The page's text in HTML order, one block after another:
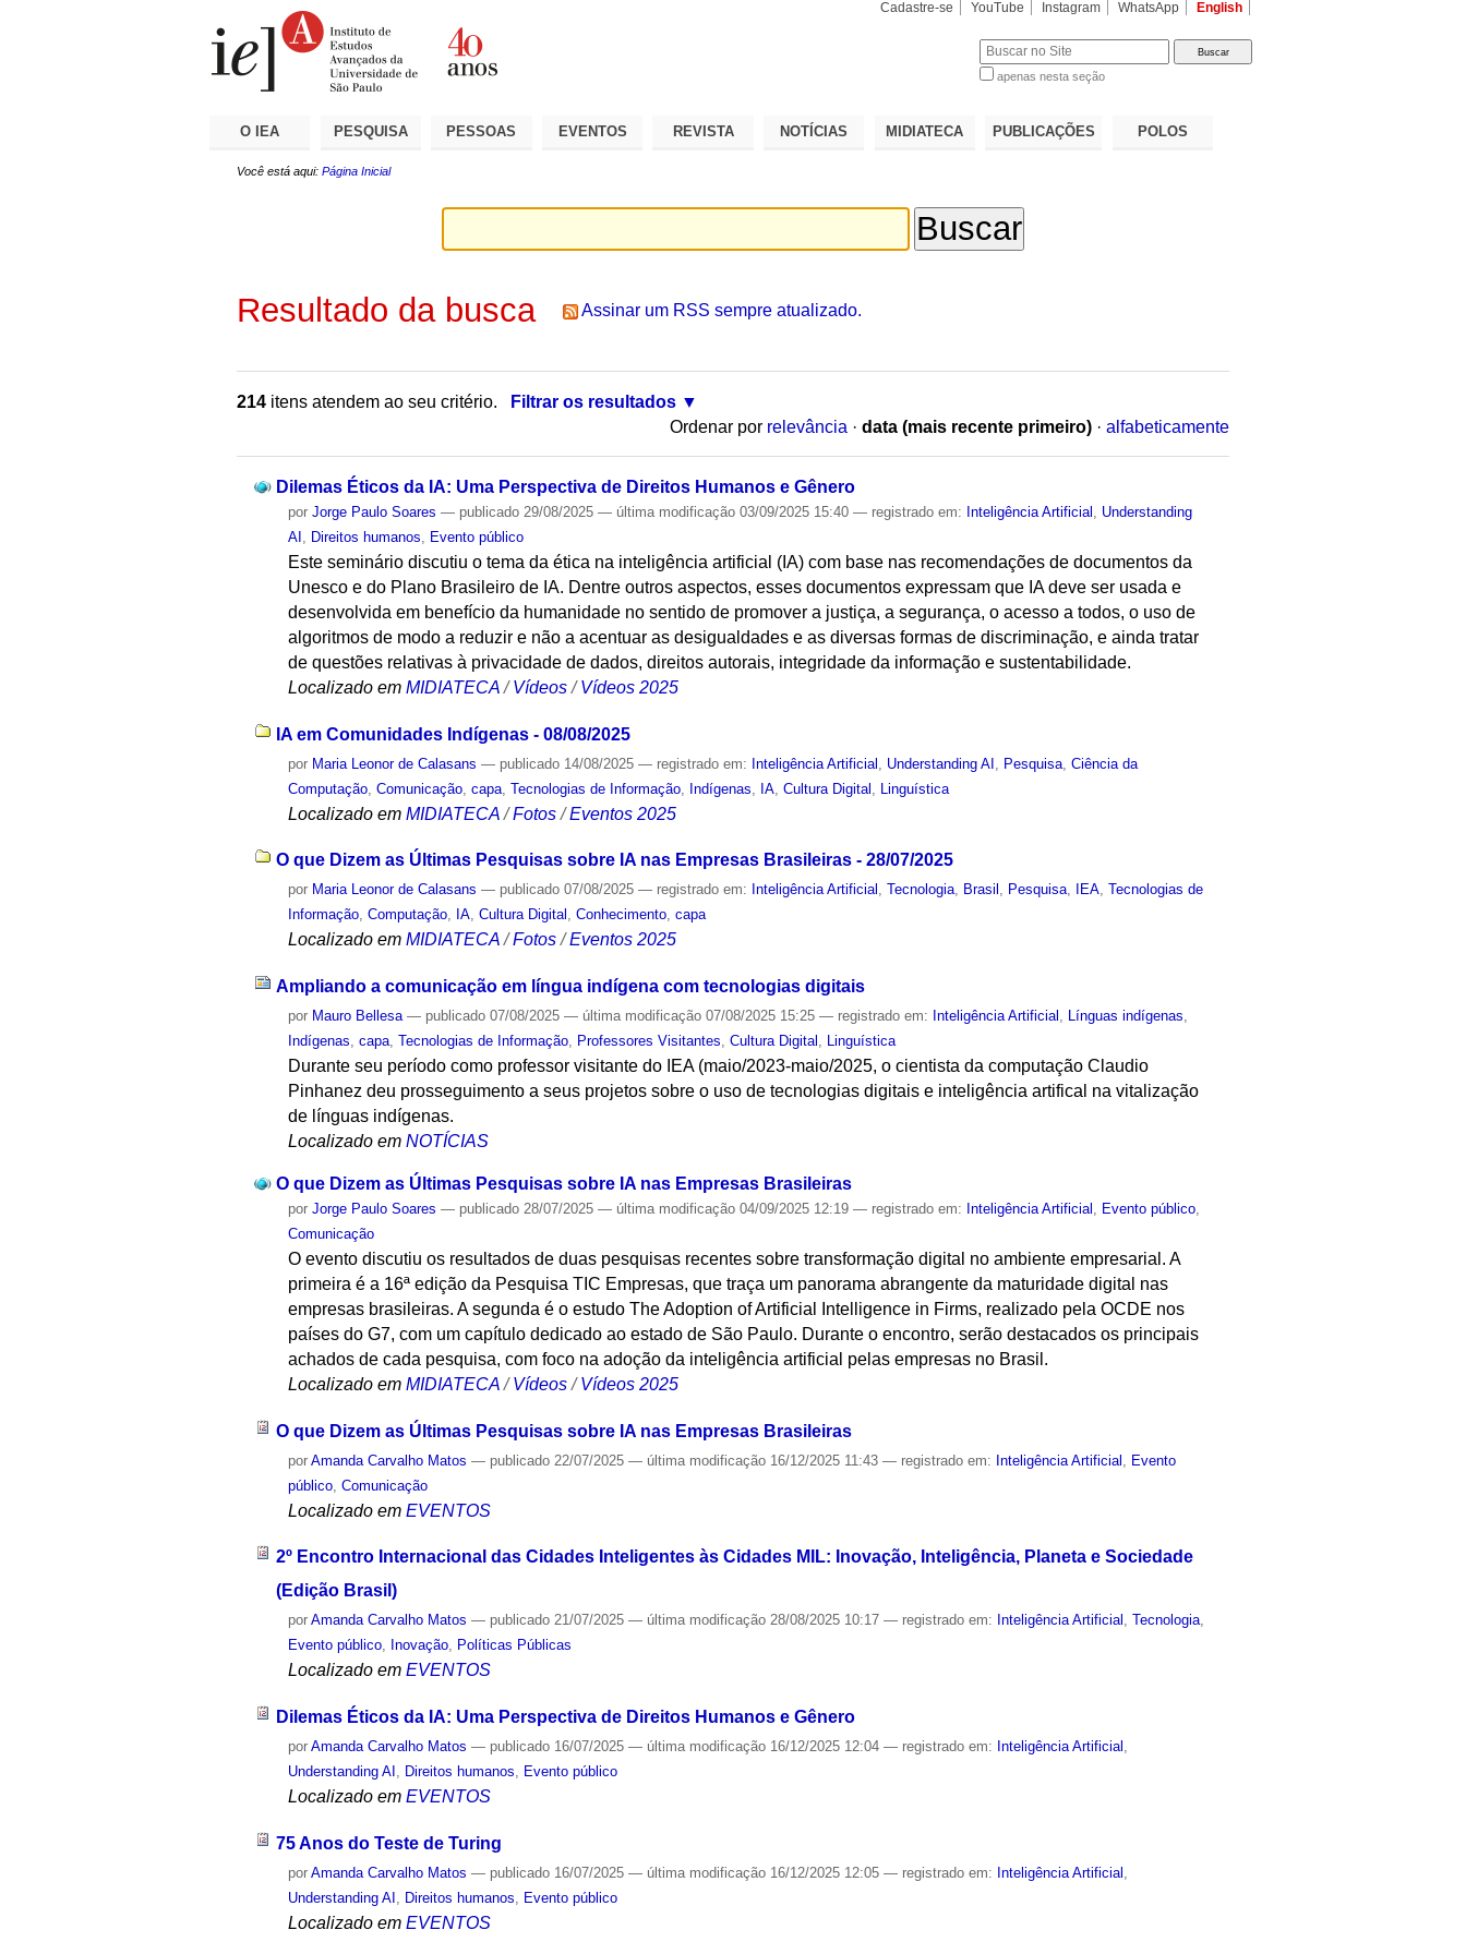
Cadastre-se YouTube Instagram WhatsApp English
apenas nesta seção
O IEA PESQUISA PESSOAS EVENTOS REVISTA NOTÍCIAS MIDIATECA PUBLICAÇÕES POLOS
Você está aqui: Página Inicial
Resultado da busca Assinar um RSS sempre atualizado.
214 itens atendem ao seu critério.
Filtrar os resultados
Ordenar por relevância · data (mais recente primeiro) · alfabeticamente
Dilemas Éticos da IA: Uma Perspectiva de Direitos Humanos e Gênero
porJorge Paulo Soares — publicado 29/08/2025— última modificação 03/09/2025 15:40— registrado em: Inteligência Artificial
Understanding
AI
Direitos humanos Evento público
Este seminário discutiu o tema da ética na inteligência artificial (IA) com base nas recomendações de documentos da
Unesco e do Plano Brasileiro de IA. Dentre outros aspectos, esses documentos expressam que IA deve ser usada e
desenvolvida em benefício da humanidade no sentido de promover a justiça, a segurança, o acesso a todos, o uso de
algoritmos de modo a reduzir e não a acentuar as desigualdades e as diversas formas de discriminação, e ainda tratar
de questões relativas à privacidade de dados, direitos autorais, integridade da informação e sustentabilidade.
Localizado em MIDIATECA /Vídeos /Vídeos 2025
IA em Comunidades Indígenas - 08/08/2025
por Maria Leonor de Calasans — publicado 14/08/2025— registrado em: Inteligência Artificial Understanding AI Pesquisa ,Ciência da
Computação ,Comunicação ,capa ,Tecnologias de Informação Indígenas IA ,Cultura Digital Linguística
Localizado em MIDIATECA /Fotos /Eventos 2025
O que Dizem as Últimas Pesquisas sobre IA nas Empresas Brasileiras - 28/07/2025
por Maria Leonor de Calasans — publicado 07/08/2025— registrado em: Inteligência Artificial ,Tecnologia, Brasil , Pesquisa, IEA,Tecnologias de
Informação,Computação, IA,Cultura Digital ,Conhecimento,capa
Localizado em MIDIATECA /Fotos /Eventos 2025
Ampliando a comunicação em língua indígena com tecnologias digitais
por Mauro Bellesa — publicado 07/08/2025— última modificação 07/08/2025 15:25— registrado em: Inteligência Artificial , Línguas indígenas,
Indígenas,capa,Tecnologias de Informação, Professores Visitantes,Cultura Digital , Linguística
Durante seu período como professor visitante do IEA (maio/2023-maio/2025, o cientista da computação Claudio
Pinhanez deu prosseguimento a seus projetos sobre o uso de tecnologias digitais e inteligência artifical na vitalização
de línguas indígenas.
Localizado em NOTÍCIAS
O que Dizem as Últimas Pesquisas sobre IA nas Empresas Brasileiras
porJorge Paulo Soares — publicado 28/07/2025— última modificação 04/09/2025 12:19— registrado em: Inteligência Artificial Evento público
Comunicação
O evento discutiu os resultados de duas pesquisas recentes sobre transformação digital no ambiente empresarial. A
primeira é a 16ª edição da Pesquisa TIC Empresas, que traça um panorama abrangente da maturidade digital nas
empresas brasileiras. A segunda é o estudo The Adoption of Artificial Intelligence in Firms, realizado pela OCDE nos
países do G7, com um capítulo dedicado ao estado de São Paulo. Durante o encontro, serão destacados os principais
achados de cada pesquisa, com foco na adoção da inteligência artificial pelas empresas no Brasil.
Localizado em MIDIATECA /Vídeos /Vídeos 2025
O que Dizem as Últimas Pesquisas sobre IA nas Empresas Brasileiras
porAmanda Carvalho Matos — publicado 22/07/2025— última modificação 16/12/2025 11:43— registrado em: Inteligência Artificial
Evento
público ,Comunicação
Localizado em EVENTOS
2º Encontro Internacional das Cidades Inteligentes às Cidades MIL: Inovação, Inteligência, Planeta e Sociedade
(Edição Brasil)
porAmanda Carvalho Matos — publicado 21/07/2025— última modificação 28/08/2025 10:17— registrado em: Inteligência Artificial ,Tecnologia,
Evento público, Inovação, Políticas Públicas
Localizado em EVENTOS
Dilemas Éticos da IA: Uma Perspectiva de Direitos Humanos e Gênero
porAmanda Carvalho Matos — publicado 16/07/2025— última modificação 16/12/2025 12:04— registrado em: Inteligência Artificial
Understanding AI
Direitos humanos Evento público
Localizado em EVENTOS
75 Anos do Teste de Turing
porAmanda Carvalho Matos — publicado 16/07/2025— última modificação 16/12/2025 12:05— registrado em: Inteligência Artificial
Understanding AI
Direitos humanos Evento público
Localizado em EVENTOS